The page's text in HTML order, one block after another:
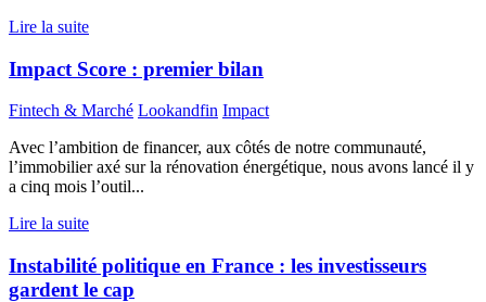
Lire la suite
Impact Score : premier bilan
Fintech & Marché Lookandfin Impact
Avec l’ambition de financer, aux côtés de notre communauté,
l’immobilier axé sur la rénovation énergétique, nous avons lancé il y
a cinq mois l’outil...
Lire la suite
Instabilité politique en France : les investisseurs
gardent le cap